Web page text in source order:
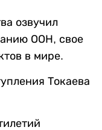
озвучил
ООН, свое
в мире.
Токаева